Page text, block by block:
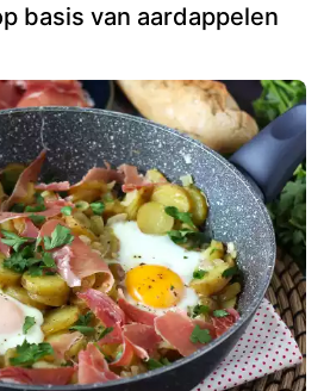
basis van aardappelen